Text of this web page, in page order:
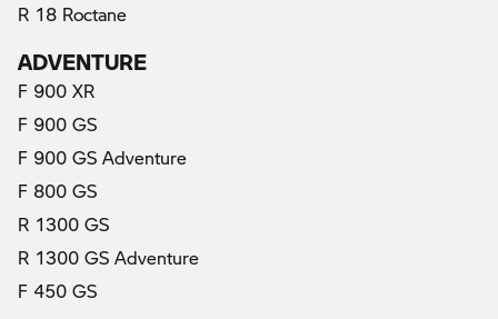
R 18 Roctane
ADVENTURE
F 900 XR
F 900 GS
F 900 GS Adventure
F 800 GS
R 1300 GS
R 1300 GS Adventure
F 450 GS